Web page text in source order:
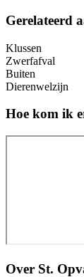
Gerelateerd
Klussen
Zwerfafval
Buiten
Dierenwelzijn
Hoe kom ik
Over St.